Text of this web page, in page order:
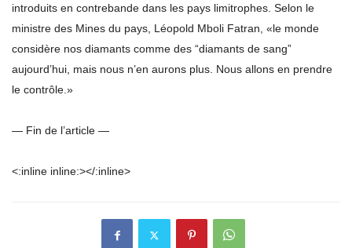
introduits en contrebande dans les pays limitrophes. Selon le
ministre des Mines du pays, Léopold Mboli Fatran, «le monde
considère nos diamants comme des “diamants de sang”
aujourd’hui, mais nous n’en aurons plus. Nous allons en prendre
le contrôle.»
— Fin de l’article —
<:inline inline:></:inline>